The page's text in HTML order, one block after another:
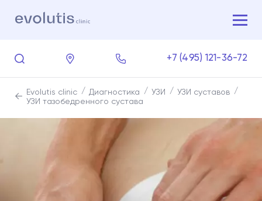
+7 (495) 121-36-72
Evolutis clinic Диагностика УЗИ
УЗИ суставов
УЗИ тазобедренного сустава